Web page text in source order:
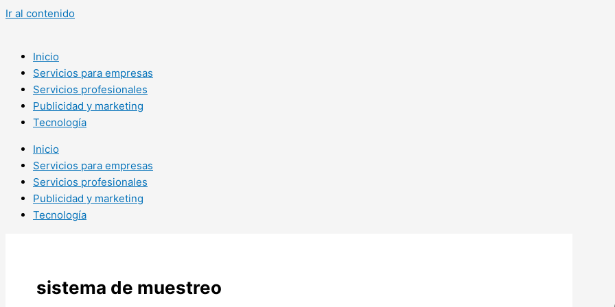
Ir al contenido
Inicio
Servicios para empresas
Servicios profesionales
Publicidad y marketing
Tecnología
Inicio
Servicios para empresas
Servicios profesionales
Publicidad y marketing
Tecnología
sistema de muestreo